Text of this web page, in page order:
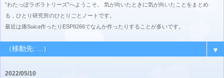
”わたっぽラボラトリーズ”へようこそ。 気が向いたときに気が向いたことをまとめ
る，ひとり研究所のひとりごとノートです。
最近は痛Suica作ったりESP8266でなんか作ったりすることが多いです。
▼
2022/05/10